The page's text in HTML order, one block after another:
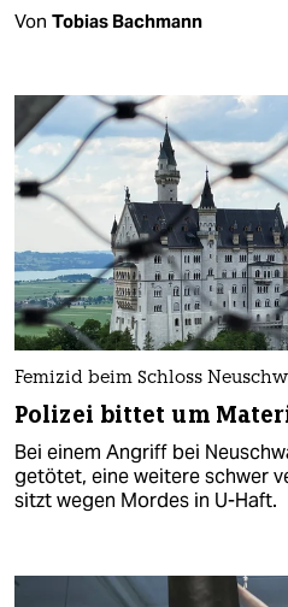
Von Tobias Bachmann
Femizid beim Schloss
Polizei bittet um
Bei einem Angriff bei
getötet, eine weitere schwer
sitzt wegen Mordes in U-Haft.